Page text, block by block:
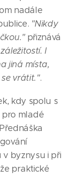
nadále
"Nikdy
přiznává
I
jiná místa,
vrátit.".
kdy spolu s
pro mladé
v byznysu i při
praktické